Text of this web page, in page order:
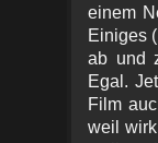
einem
Einiges
ab und
Egal.
Film
weil